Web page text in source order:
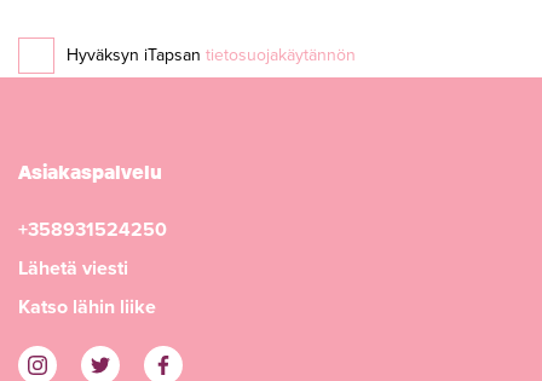
Hyväksyn iTapsan tietosuojakäytännön
Asiakaspalvelu
+358931524250
Lähetä viesti
Katso lähin liike